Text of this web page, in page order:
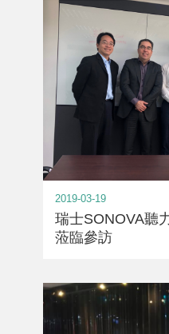
2019-03-19
瑞士SONOVA聽
蒞臨參訪